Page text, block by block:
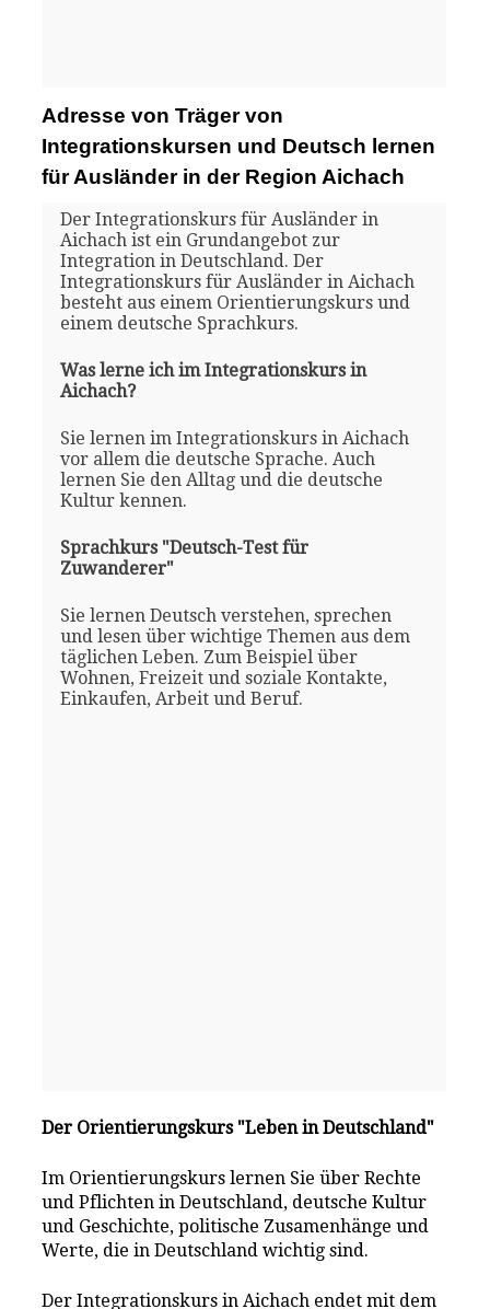
Adresse von Träger von
Integrationskursen und Deutsch lernen
für Ausländer in der Region Aichach
Der Integrationskurs für Ausländer in
Aichach ist ein Grundangebot zur
Integration in Deutschland. Der
Integrationskurs für Ausländer in Aichach
besteht aus einem Orientierungskurs und
einem deutsche Sprachkurs.
Was lerne ich im Integrationskurs in
Aichach?
Sie lernen im Integrationskurs in Aichach
vor allem die deutsche Sprache. Auch
lernen Sie den Alltag und die deutsche
Kultur kennen.
Sprachkurs "Deutsch-Test für
Zuwanderer"
Sie lernen Deutsch verstehen, sprechen
und lesen über wichtige Themen aus dem
täglichen Leben. Zum Beispiel über
Wohnen, Freizeit und soziale Kontakte,
Einkaufen, Arbeit und Beruf.
Der Orientierungskurs "Leben in Deutschland"
Im Orientierungskurs lernen Sie über Rechte
und Pflichten in Deutschland, deutsche Kultur
und Geschichte, politische Zusamenhänge und
Werte, die in Deutschland wichtig sind.
Der Integrationskurs in Aichach endet mit dem